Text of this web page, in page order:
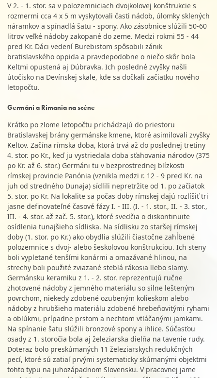
V 2. - 1. stor. sa v polozemniciach dvojkolovej konštrukcie s
rozmermi cca 4 x 5 m vyskytovali časti nádob, úlomky sklených
náramkov a spínadlá šatu - spony. Ako zásobnice slúžili 50-60
litrov veľké nádoby zakopané do zeme. Medzi rokmi 55 - 44
pred Kr. Dáci vedení Burebistom spôsobili zánik
bratislavského oppida a pravdepodobne o niečo skôr bola
Keltmi opustená aj Dúbravka. Ich posledné zvyšky našli
útočisko na Devínskej skale, kde sa dočkali začiatku nového
letopočtu.
Germáni a Rimania na scéne
Krátko po zlome letopočtu prichádzajú do priestoru
Bratislavskej brány germánske kmene, ktoré asimilovali zvyšky
Keltov. Začína rímska doba, ktorá trvá až do poslednej tretiny
4. stor. po Kr., keď ju vystriedala doba sťahovania národov (375
po Kr. až 6. stor.) Germáni tu v bezprostrednej blízkosti
rímskej provincie Panónia (vznikla medzi r. 12 - 9 pred Kr. na
juh od stredného Dunaja) sídlili nepretržite od 1. po začiatok
5. stor. po Kr. Na lokalite sa počas doby rímskej dajú rozlíšiť tri
jasne definovateľné časové fázy I. - III. (I. - 1. stor., II. - 3. stor.,
III. - 4. stor. až zač. 5. stor.), ktoré svedčia o diskontinuite
osídlenia tunajšieho sídliska. Na sídlisku zo staršej rímskej
doby (1. stor. po Kr.) ako obydlia slúžili čiastočne zahĺbené
polozemnice s dvoj- alebo šeskolovou konštrukciou. Ich steny
boli vypletané tenšími konármi a omazávané hlinou, na
strechy boli použité zviazané steblá rákosia llebo slamy.
Germánsku keramiku z 1. - 2. stor. reprezentujú ručne
zhotovené nádoby z jemného materiálu so silne lešteným
povrchom, niekedy zdobené ozubeným kolieskom alebo
nádoby z hrubšieho materiálu zdobené hrebeňovitými ryhami
a oblúkmi, prípadne prstom a nechtom vtláčanými jamkami.
Na spínanie šatu slúžili bronzové spony a ihlice. Súčasťou
osady z 1. storočia bola aj železiarska dielňa na tavenie rudy.
Doteraz bolo preskúmaných 11 železiarskych redukčných
pecí, ktoré sú zatiaľ prvými systematicky skúmanými objektmi
tohto typu na juhozápadnom Slovensku. V pracovnej jame